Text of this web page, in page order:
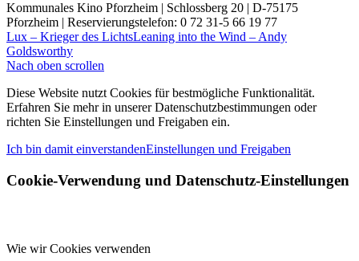
Kommunales Kino Pforzheim | Schlossberg 20 | D-75175
Pforzheim | Reservierungstelefon: 0 72 31-5 66 19 77
Lux – Krieger des LichtsLeaning into the Wind – Andy
Goldsworthy
Nach oben scrollen
Diese Website nutzt Cookies für bestmögliche Funktionalität.
Erfahren Sie mehr in unserer Datenschutzbestimmungen oder
richten Sie Einstellungen und Freigaben ein.
Ich bin damit einverstandenEinstellungen und Freigaben
Cookie-Verwendung und Datenschutz-Einstellungen
Wie wir Cookies verwenden